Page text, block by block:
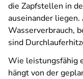
die Zapfstellen in
auseinander
Wasserverbrauch,
sind
Wie leistungsfähig
hängt von der